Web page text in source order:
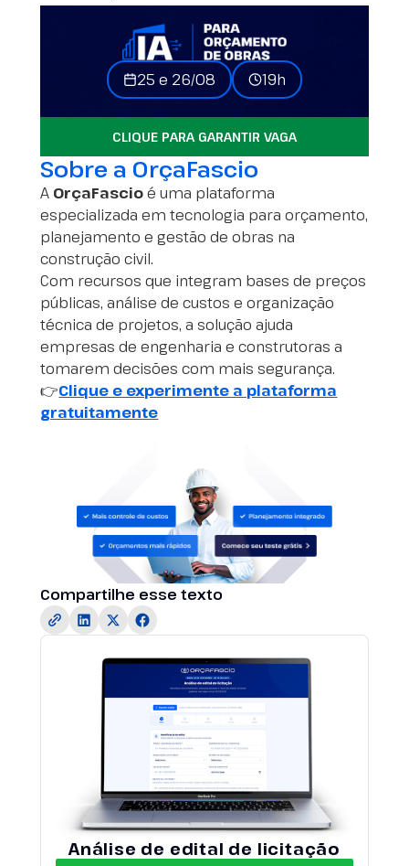
25 e 26/08 19h
CLIQUE PARA GARANTIR VAGA
Sobre a OrçaFascio
A OrçaFascioé uma plataforma
especializada em tecnologia para orçamento,
planejamento e gestão de obras na
construção civil.
Com recursos que integram bases de preços
públicas, análise de custos e organização
técnica de projetos, a solução ajuda
empresas de engenharia e construtoras a
tomarem decisões com mais segurança.
👉Clique e experimente a plataforma
gratuitamente
Compartilhe esse texto
Análise de edital de licitação